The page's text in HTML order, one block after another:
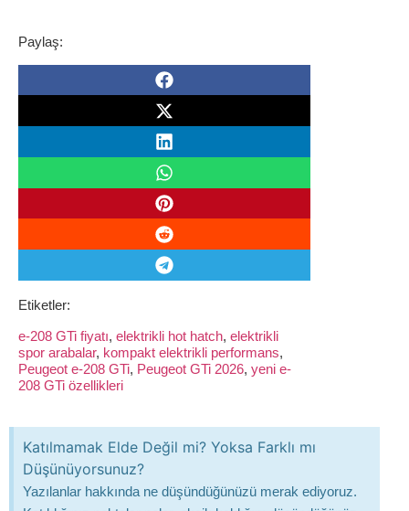
Paylaş:
Etiketler:
e-208 GTi fiyatı, elektrikli hot hatch, elektrikli
spor arabalar, kompakt elektrikli performans,
Peugeot e-208 GTi, Peugeot GTi 2026, yeni e-
208 GTi özellikleri
Katılmamak Elde Değil mi? Yoksa Farklı mı
Düşünüyorsunuz?
Yazılanlar hakkında ne düşündüğünüzü merak ediyoruz.